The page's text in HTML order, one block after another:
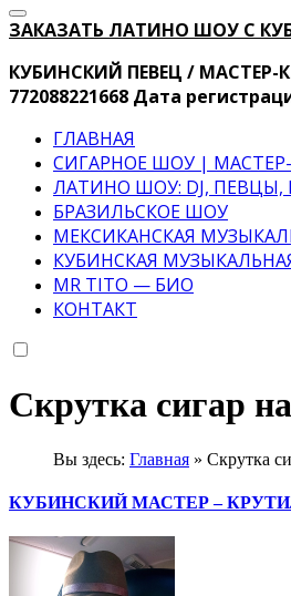
ЗАКАЗАТЬ ЛАТИНО ШОУ С
КУБИНСКИЙ ПЕВЕЦ / МАСТЕР-
772088221668 Дата
ГЛАВНАЯ
СИГАРНОЕ ШОУ |
ЛАТИНО ШОУ: DJ,
БРАЗИЛЬСКОЕ ШОУ
МЕКСИКАНСКАЯ
КУБИНСКАЯ
MR TITO — БИО
КОНТАКТ
Скрутка сигар
Вы здесь: Главная » Скрутка
КУБИНСКИЙ МАСТЕР –